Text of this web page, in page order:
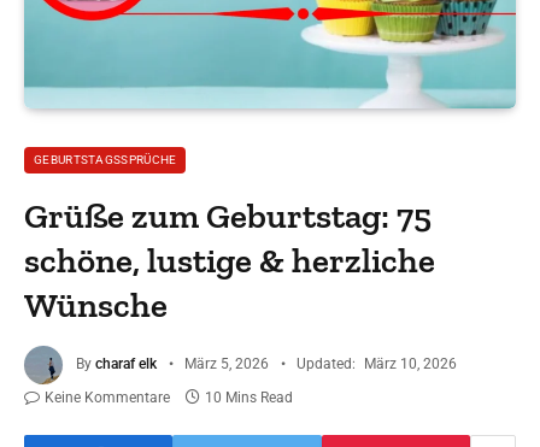
GEBURTSTAGSSPRÜCHE
Grüße zum Geburtstag: 75
schöne, lustige & herzliche
Wünsche
By charaf elk März 5, 2026 Updated:
März 10, 2026
Keine Kommentare
10 Mins Read